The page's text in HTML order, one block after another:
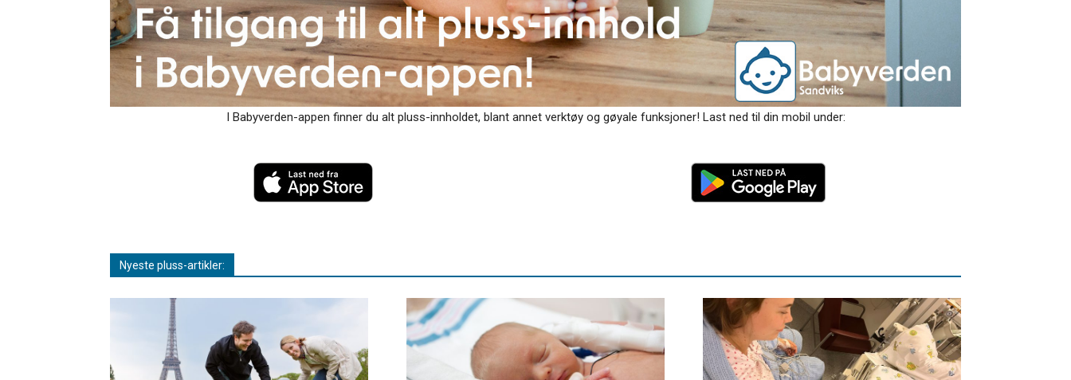
I Babyverden-appen finner du alt pluss-innholdet, blant annet verktøy og gøyale funksjoner! Last ned til din mobil under:
Nyeste pluss-artikler: